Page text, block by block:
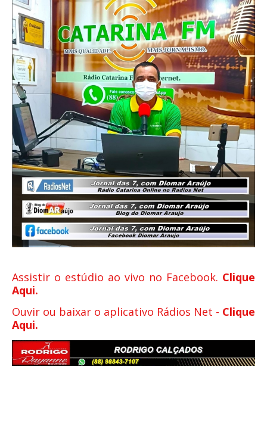
Assistir o estúdio ao vivo no Facebook. Clique
Aqui.
Ouvir ou baixar o aplicativo Rádios Net - Clique
Aqui.